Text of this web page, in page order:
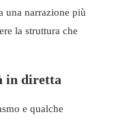
una narrazione più
la struttura che
in diretta
e qualche